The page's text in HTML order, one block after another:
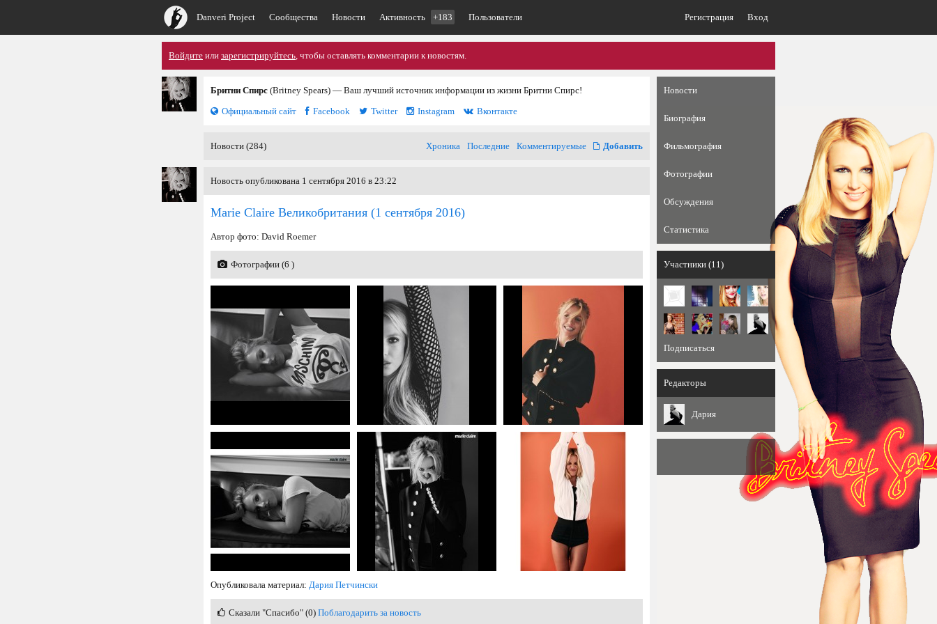
Danveri Project Сообщества Новости Активность +183 Пользователи Регистрация Вход
Войдите или зарегистрируйтесь, чтобы оставлять комментарии к новостям.
Бритни Спирс (Britney Spears) — Ваш лучший источник информации из жизни Бритни Спирс!
Официальный сайт
Facebook Twitter Instagram Вконтакте
Новости (284) Хроника Последние Комментируемые Добавить
Новость опубликована 1 сентября 2016 в 23:22
Marie Claire Великобритания (1 сентября 2016)
Автор фото: David Roemer
Фотографии (6 )
Опубликовала материал: Дария Петчински
Сказали "Спасибо" (0) Поблагодарить за новость
Новости
Биография
Фильмография
Фотографии
Обсуждения
Статистика
Участники (11)
Подписаться
Редакторы
Дария